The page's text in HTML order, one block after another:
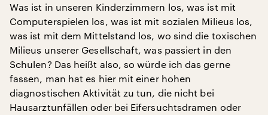
Was ist in unseren Kinderzimmern los, was ist mit
Computerspielen los, was ist mit sozialen Milieus los,
was ist mit dem Mittelstand los, wo sind die toxischen
Milieus unserer Gesellschaft, was passiert in den
Schulen? Das heißt also, so würde ich das gerne
fassen, man hat es hier mit einer hohen
diagnostischen Aktivität zu tun, die nicht bei
Hausarztunfällen oder bei Eifersuchtsdramen oder